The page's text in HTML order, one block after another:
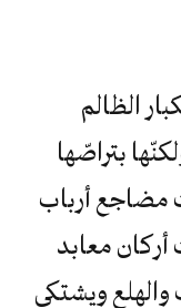
الظالم
بتراصّها
مضاجع أرباب
أركان معابد
والهلع ويشتكي